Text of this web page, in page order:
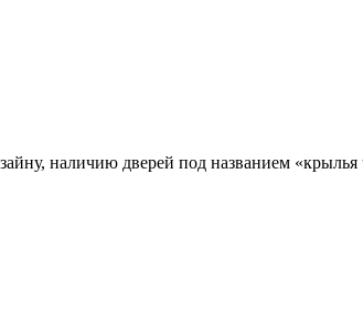
наличию дверей под названием